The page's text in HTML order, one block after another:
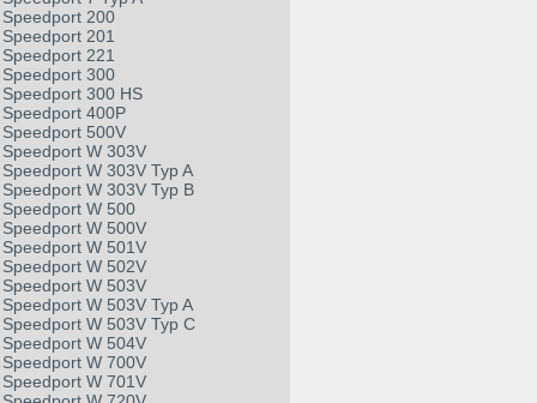
Speedport 200
Speedport 201
Speedport 221
Speedport 300
Speedport 300 HS
Speedport 400P
Speedport 500V
Speedport W 303V
Speedport W 303V Typ A
Speedport W 303V Typ B
Speedport W 500
Speedport W 500V
Speedport W 501V
Speedport W 502V
Speedport W 503V
Speedport W 503V Typ A
Speedport W 503V Typ C
Speedport W 504V
Speedport W 700V
Speedport W 701V